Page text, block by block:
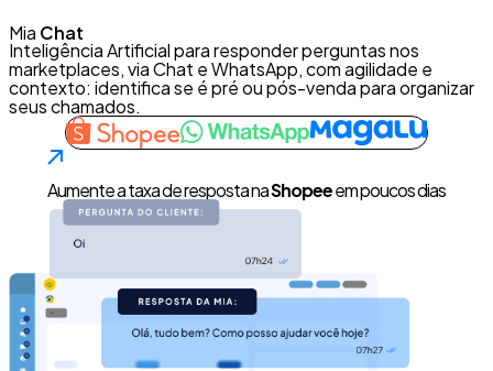
Mia Chat
Inteligência Artificial para responder perguntas nos
marketplaces, via Chat e WhatsApp, com agilidade e
contexto: identifica se é pré ou pós-venda para organizar
seus chamados.
Aumente a taxa de resposta naShopeeem poucos dias